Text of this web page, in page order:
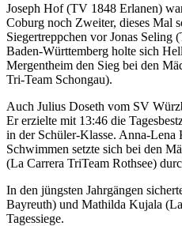
Joseph Hof (TV 1848 Erlanen)
Coburg noch Zweiter, dieses Mal
Siegertreppchen vor Jonas Seling
Baden-Württemberg holte sich
Mergentheim den Sieg bei den
Tri-Team Schongau).
Auch Julius Doseth vom SV
Er erzielte mit 13:46 die
in der Schüler-Klasse. Anna-
Schwimmen setzte sich bei den
(La Carrera TriTeam Rothsee)
In den jüngsten Jahrgängen
Bayreuth) und Mathilda Kujala
Tagessiege.